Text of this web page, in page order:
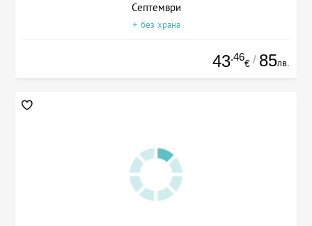
Септември
+ без храна
43.46
€ / 85лв.